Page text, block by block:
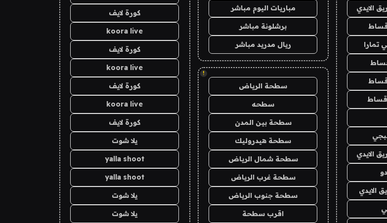
الايدي
تمارا
الايدي
الايدي
مباريات اليوم مباشر
برشلونة مباشر
ريال مدريد مباشر
!
سطحة الرياض
سطحه
سطحة بين المدن
سطحة هيدروليك
سطحة شمال الرياض
سطحة غرب الرياض
سطحة جنوب الرياض
اقرب سطحة
كورة لايف
koora live
كورة لايف
koora live
كورة لايف
koora live
كورة لايف
يلا شوت
yalla shoot
yalla shoot
يلا شوت
يلا شوت